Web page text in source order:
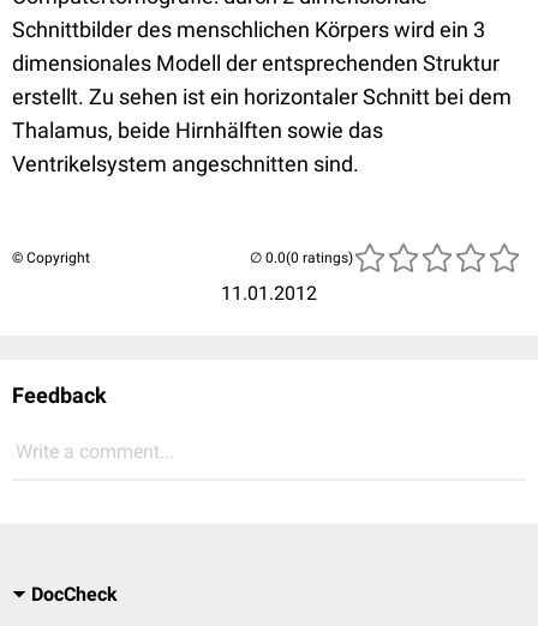
Schnittbilder des menschlichen Körpers wird ein 3
dimensionales Modell der entsprechenden Struktur
erstellt. Zu sehen ist ein horizontaler Schnitt bei dem
Thalamus, beide Hirnhälften sowie das
Ventrikelsystem angeschnitten sind.
© Copyright
11.01.2012
(0 ratings)
Feedback
Write a comment...
DocCheck